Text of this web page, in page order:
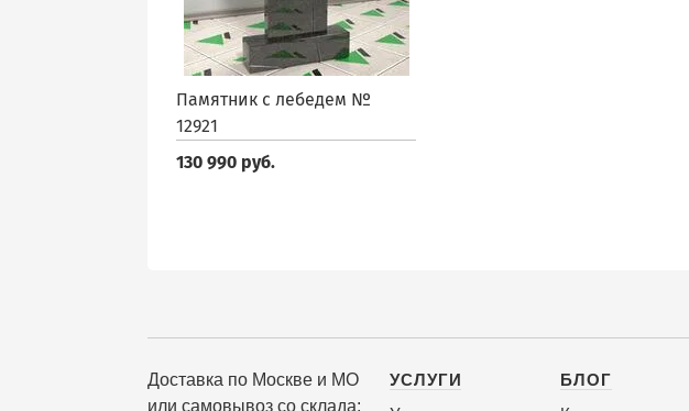
Памятник с лебедем №
12921
130 990 руб.
Доставка по Москве и МО
или самовывоз со склада:
УСЛУГИ
БЛОГ